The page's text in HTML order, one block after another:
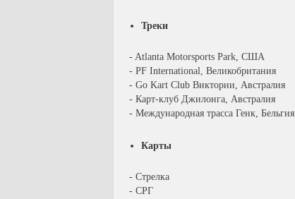
Треки
- Atlanta Motorsports Park, США
- PF International, Великобритания
- Go Kart Club Виктории, Австралия
- Карт-клуб Джилонга, Австралия
- Международная трасса Генк, Бельгия
Карты
- Стрелка
- СРГ